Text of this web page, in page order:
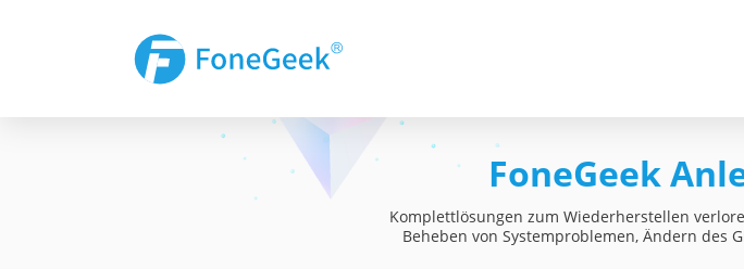
FoneGeek
Komplettlösungen zum Wiederherstellen
Beheben von Systemproblemen, Ändern des